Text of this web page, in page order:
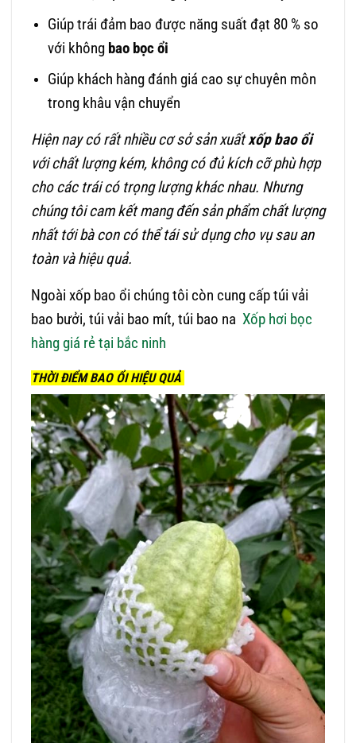
Giúp trái đảm bao được năng suất đạt 80 % so
với không bao bọc ổi
Giúp khách hàng đánh giá cao sự chuyên môn
trong khâu vận chuyển
Hiện nay có rất nhiều cơ sở sản xuấtxốpbao ổi
với chất lượng kém, không có đủ kích cỡ phù hợp
cho các trái có trọng lượng khác nhau. Nhưng
chúng tôi cam kết mang đến sản phẩm chất lượng
nhất tới bà con có thể tái sử dụng cho vụ sau an
toàn và hiệu quả.
Ngoài xốp bao ổi chúng tôi còn cung cấp túi vải
bao bưởi, túi vải bao mít, túi bao na Xốp hơi bọc
hàng giá rẻ tại bắc ninh
THỜI ĐIỂM BAO ỔI HIỆU QUẢ